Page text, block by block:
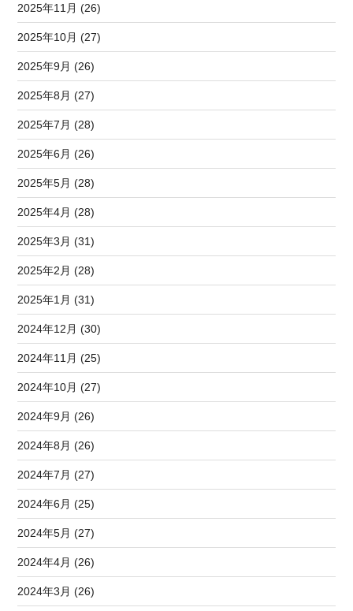
2025年11月 (26)
2025年10月 (27)
2025年9月 (26)
2025年8月 (27)
2025年7月 (28)
2025年6月 (26)
2025年5月 (28)
2025年4月 (28)
2025年3月 (31)
2025年2月 (28)
2025年1月 (31)
2024年12月 (30)
2024年11月 (25)
2024年10月 (27)
2024年9月 (26)
2024年8月 (26)
2024年7月 (27)
2024年6月 (25)
2024年5月 (27)
2024年4月 (26)
2024年3月 (26)